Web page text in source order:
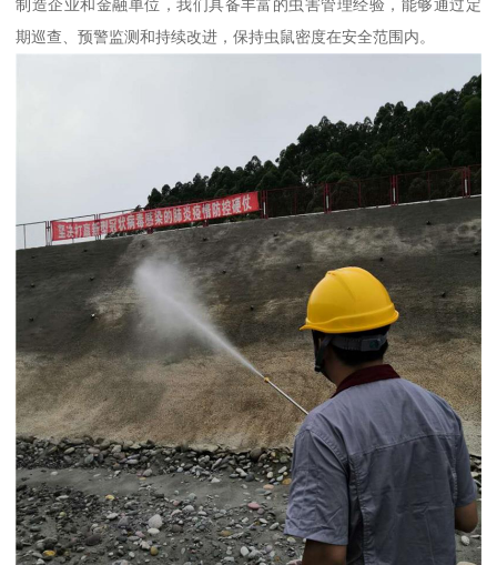
制造企业和金融单位，我们具备丰富的虫害管理经验，能够通过定
期巡查、预警监测和持续改进，保持虫鼠密度在安全范围内。